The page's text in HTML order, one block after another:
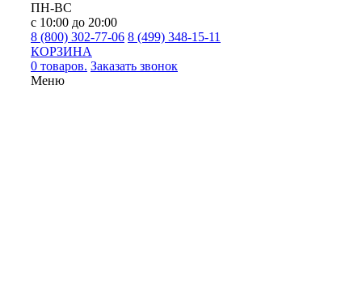
ПН-ВС
с 10:00 до 20:00
8 (800) 302-77-06 8 (499) 348-15-11
КОРЗИНА
0 товаров. Заказать звонок
Меню